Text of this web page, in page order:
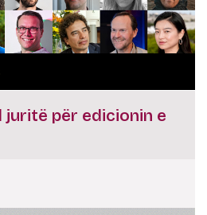
për edicionin e